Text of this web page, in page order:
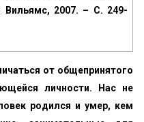
Вильямс, 2007. – С. 249-
от общепринятого
личности. Нас не
родился и умер, кем